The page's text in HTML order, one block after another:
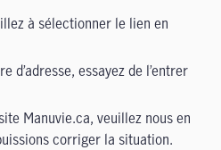
à sélectionner le lien en
d’adresse, essayez de l’entrer
Manuvie.ca, veuillez nous en
corriger la situation.